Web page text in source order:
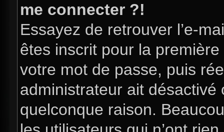
me connecter ?!
Essayez de retrouver l’e-
êtes inscrit pour la
votre mot de passe, puis
administrateur ait
quelconque raison.